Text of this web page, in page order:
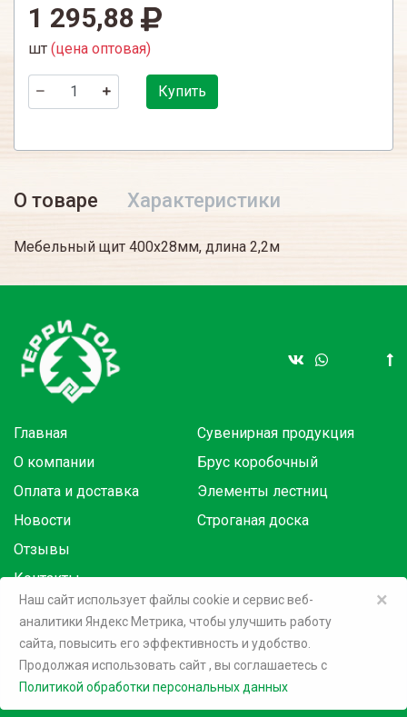
1 295,88
шт (цена оптовая)
Купить
О товаре Характеристики
Мебельный щит 400х28мм, длина 2,2м
Главная
О компании
Оплата и доставка
Новости
Отзывы
Контакты
Сувенирная продукция
Брус коробочный
Элементы лестниц
Строганая доска
Товары в розницу на маркетплейсах:
©2026 Терри Голд
×
Наш сайт использует файлы cookie и сервис веб-
аналитики Яндекс Метрика, чтобы улучшить работу
сайта, повысить его эффективность и удобство.
Продолжая использовать сайт, вы соглашаетесь c
Политикой обработки персональных данных